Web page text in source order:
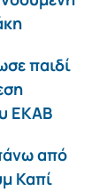
παιδί
ΕΚΑΒ
από
Καπί